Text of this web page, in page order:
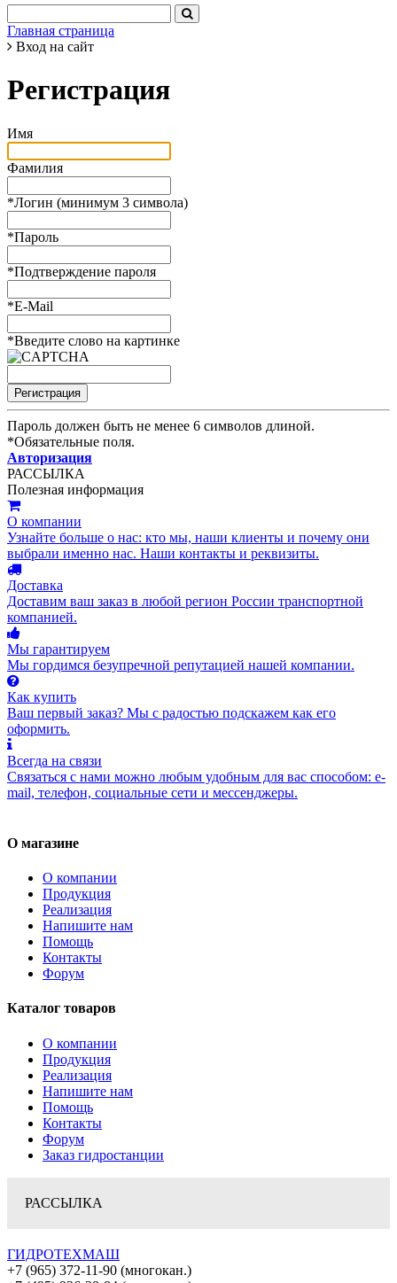
Главная страница
Вход на сайт
Регистрация
Имя
Фамилия
*Логин (минимум 3 символа)
*Пароль
*Подтверждение пароля
*E-Mail
*Введите слово на картинке
Пароль должен быть не менее 6 символов длиной.
*Обязательные поля.
Авторизация
РАССЫЛКА
Полезная информация
О компании
Узнайте больше о нас: кто мы, наши клиенты и почему они
выбрали именно нас. Наши контакты и реквизиты.
Доставка
Доставим ваш заказ в любой регион России транспортной
компанией.
Мы гарантируем
Мы гордимся безупречной репутацией нашей компании.
Как купить
Ваш первый заказ? Мы с радостью подскажем как его
оформить.
Всегда на связи
Связаться с нами можно любым удобным для вас способом: e-
mail, телефон, социальные сети и мессенджеры.
О магазине
О компании
Продукция
Реализация
Напишите нам
Помощь
Контакты
Форум
Каталог товаров
О компании
Продукция
Реализация
Напишите нам
Помощь
Контакты
Форум
Заказ гидростанции
РАССЫЛКА
ГИДРОТЕХМАШ
+7 (965) 372-11-90 (многокан.)